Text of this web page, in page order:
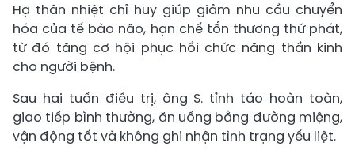
Hạ thân nhiệt chỉ huy giúp giảm nhu cầu chuyển
hóa của tế bào não, hạn chế tổn thương thứ phát,
từ đó tăng cơ hội phục hồi chức năng thần kinh
cho người bệnh.
Sau hai tuần điều trị, ông S. tỉnh táo hoàn toàn,
giao tiếp bình thường, ăn uống bằng đường miệng,
vận động tốt và không ghi nhận tình trạng yếu liệt.